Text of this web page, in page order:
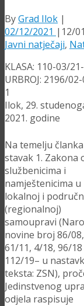
ByGrad Ilok |
02/12/2021 | 12/
Javni natječaji,
KLASA: 110-03/
URBROJ: 2196/
1
Ilok, 29.
2021. godine
Na temelju članka
stavak 1. Zakona
službenicima i
namještenicima u
lokalnoj i
(regionalnoj)
samoupravi
novine broj 86/08,
61/11, 4/18, 96/18
112/19– u
teksta: ZSN),
Jedinstvenog
odjela raspisuje